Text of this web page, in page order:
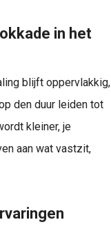
in het
blijft oppervlakkig,
den duur leiden tot
kleiner, je
aan wat vastzit,